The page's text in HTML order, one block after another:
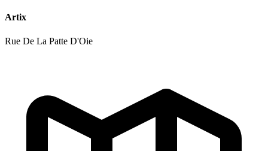
Artix
Rue De La Patte D'Oie